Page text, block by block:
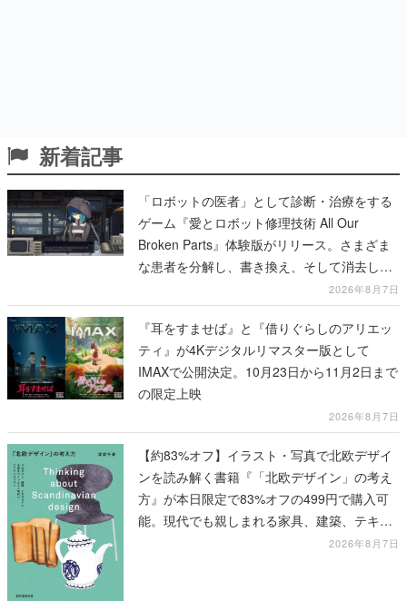
新着記事
「ロボットの医者」として診断・治療をする
ゲーム『愛とロボット修理技術 All Our
Broken Parts』体験版がリリース。さまざま
な患者を分解し、書き換え、そして消去して
2026年8月7日
『耳をすませば』と『借りぐらしのアリエッ
ティ』が4Kデジタルリマスター版として
IMAXで公開決定。10月23日から11月2日まで
の限定上映
2026年8月7日
【約83%オフ】イラスト・写真で北欧デザイ
ンを読み解く書籍『「北欧デザイン」の考え
方』が本日限定で83%オフの499円で購入可
能。現代でも親しまれる家具、建築、テキス
2026年8月7日